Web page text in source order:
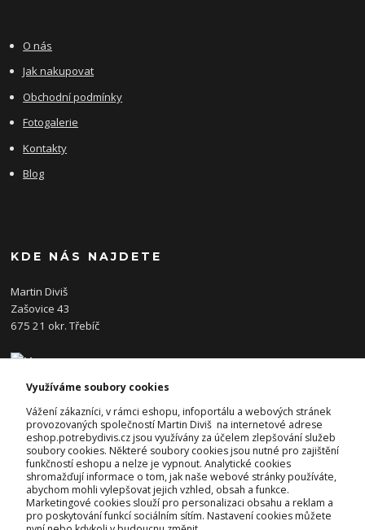
O nás
Jak nakupovat
Obchodní podmínky
Fotogalerie
Kontakty
Blog
KDE NÁS NAJDETE
Martin Diviš
Zašovice 43
675 21 okr. Třebíč
KONTAKTY
Josef Diviš
+420 728 382 742
(Po-Pá, 7-17hod.)
prodejna@potrebydivis.cz
Využíváme soubory cookies
Vážení zákazníci, v rámci eshopu, infoportálu a webových stránek
provozovaných společností Martin Diviš na internetové adrese
eshop.potrebydivis.cz jsou využívány za účelem zlepšování služeb
soubory cookies. Některé soubory cookies jsou nutné pro zajištění
funkčností eshopu a nelze je vypnout. Analytické cookies
shromažďují informace o tom, jak naše webové stránky používáte,
abychom mohli vylepšovat jejich vzhled, obsah a funkce.
Marketingové cookies slouží pro personalizaci obsahu a reklam a
pro poskytování funkcí sociálním sítím. Nastavení cookies můžete